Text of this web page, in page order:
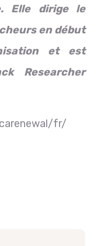
Elle dirige le
en début
et est
Researcher
fr/